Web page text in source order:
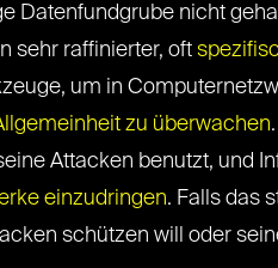
Datenfundgrube nicht
sehr raffinierter, oft
um in
zu überwachen
Attacken benutzt, und
einzudringen. Falls das
schützen will oder